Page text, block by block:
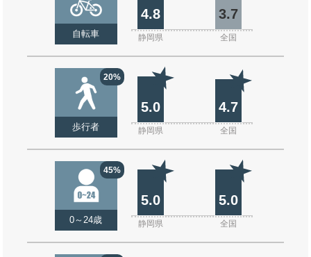
自転車
4.8 3.7
静岡県 全国
20%
歩行者
5.0 4.7
静岡県 全国
45%
0～24歳
5.0 5.0
静岡県 全国